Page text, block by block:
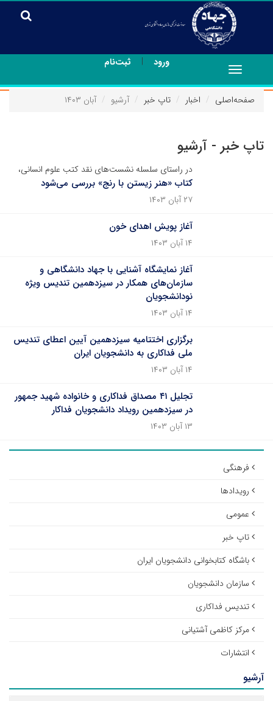
ورود | ثبت‌نام
Toggle
navigation
صفحه‌اصلی
اخبار تاپ خبر آرشیو آبان ۱۴۰۳
تاپ خبر - آرشیو
در راستای سلسله نشست‌های نقد کتب علوم انسانی،
کتاب «هنر زیستن با رنج» بررسی می‌شود
۲۷ آبان ۱۴۰۳
آغاز پویش اهدای خون
۱۴ آبان ۱۴۰۳
آغاز نمایشگاه آشنایی با جهاد دانشگاهی و
سازمان‌های همکار در سیزدهمین تندیس ویژه
نودانشجویان
۱۴ آبان ۱۴۰۳
برگزاری اختتامیه سیزدهمین آیین اعطای تندیس
ملی فداکاری به دانشجویان ایران
۱۴ آبان ۱۴۰۳
تجلیل ۴۱ مصداق فداکاری و خانواده شهید جمهور
در سیزدهمین رویداد دانشجویان فداکار
۱۳ آبان ۱۴۰۳
فرهنگی
رویدادها
عمومی
تاپ خبر
باشگاه کتابخوانی دانشجویان ایران
سازمان دانشجویان
تندیس فداکاری
مرکز کاظمی آشتیانی
انتشارات
آرشیو